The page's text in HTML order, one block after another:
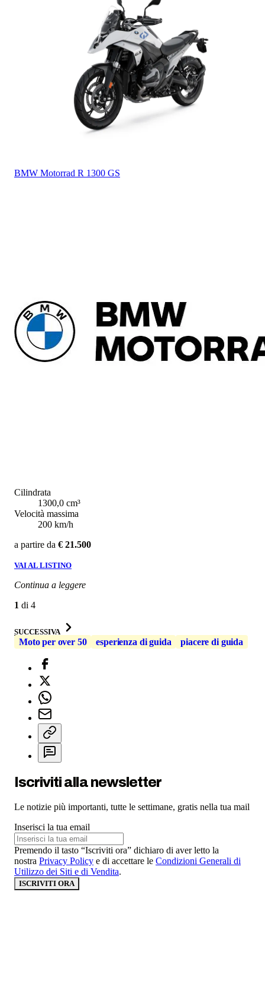
BMW Motorrad R 1300 GS
Cilindrata
1300,0 cm³
Velocità massima
200 km/h
a partire da € 21.500
VAI AL LISTINO
Continua a leggere
1 di 4
SUCCESSIVA
Moto per over 50 esperienza di guida piacere di guida
Iscriviti alla newsletter
Le notizie più importanti, tutte le settimane, gratis nella tua mail
Inserisci la tua email
Premendo il tasto “Iscriviti ora” dichiaro di aver letto la
nostra Privacy Policy e di accettare le Condizioni Generali di
Utilizzo dei Siti e di Vendita.
ISCRIVITI ORA